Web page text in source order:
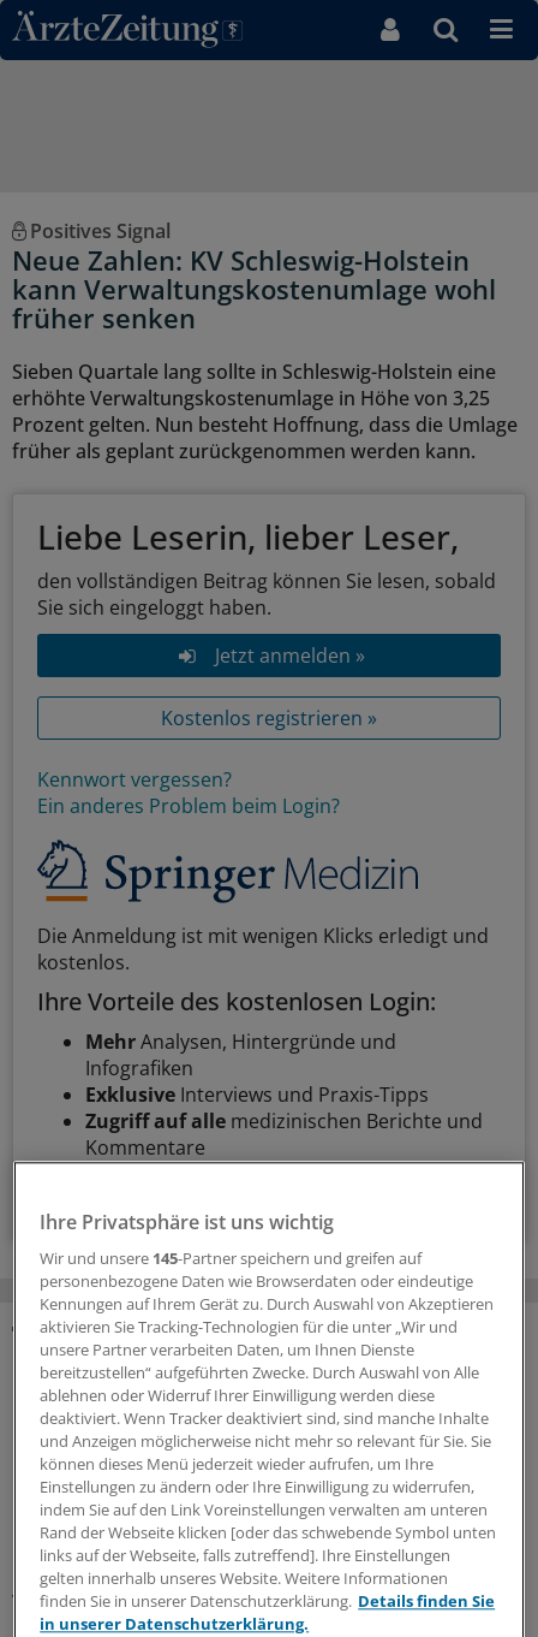
Direkt zum Inhaltsbereich
Positives Signal
Neue Zahlen: KV Schleswig-Holstein
kann Verwaltungskostenumlage wohl
früher senken
Sieben Quartale lang sollte in Schleswig-Holstein eine
erhöhte Verwaltungskostenumlage in Höhe von 3,25
Prozent gelten. Nun besteht Hoffnung, dass die Umlage
früher als geplant zurückgenommen werden kann.
Liebe Leserin, lieber Leser,
den vollständigen Beitrag können Sie lesen, sobald
Sie sich eingeloggt haben.
Jetzt anmelden »
Kostenlos registrieren »
Kennwort vergessen?
Ein anderes Problem beim Login?
Die Anmeldung ist mit wenigen Klicks erledigt und
kostenlos.
Ihre Vorteile des kostenlosen Login:
MehrAnalysen, Hintergründe und
Infografiken
Exklusive Interviews und Praxis-Tipps
Zugriff auf alle medizinischen Berichte und
Kommentare
MEHR ZUM THEMA
Interview zum Hitzesommer
Buhlinger-Göpfarth: „Mit Plänen allein retten wir
niemanden vor dem Hitzetod!“
Der Staat verlasse sich beim Hitzeschutz auf allen
Ebenen auf Hausarztpraxen und Kliniken, sagt die
Bundesvorsitzende des Hausärztinnen- und
Hausärzteverbands, Nicola Buhlinger-Göpfarth. Eine
Vergütung der Aufklärungsarbeit bleibe Fehlanzeige.
Ihre Privatsphäre ist uns wichtig
Wir und unsere 145-Partner speichern und greifen auf
personenbezogene Daten wie Browserdaten oder eindeutige
Kennungen auf Ihrem Gerät zu. Durch Auswahl von Akzeptieren
aktivieren Sie Tracking-Technologien für die unter „Wir und
unsere Partner verarbeiten Daten, um Ihnen Dienste
bereitzustellen“ aufgeführten Zwecke. Durch Auswahl von Alle
ablehnen oder Widerruf Ihrer Einwilligung werden diese
deaktiviert. Wenn Tracker deaktiviert sind, sind manche Inhalte
und Anzeigen möglicherweise nicht mehr so relevant für Sie. Sie
können dieses Menü jederzeit wieder aufrufen, um Ihre
Einstellungen zu ändern oder Ihre Einwilligung zu widerrufen,
indem Sie auf den Link Voreinstellungen verwalten am unteren
Rand der Webseite klicken [oder das schwebende Symbol unten
links auf der Webseite, falls zutreffend]. Ihre Einstellungen
gelten innerhalb unseres Website. Weitere Informationen
finden Sie in unserer Datenschutzerklärung. Details finden Sie
in unserer Datenschutzerklärung.